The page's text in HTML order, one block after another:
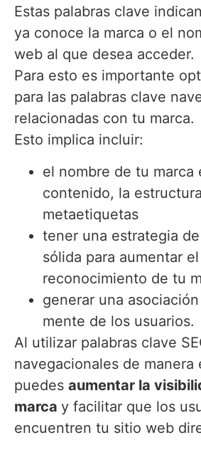
Estas palabras clave
ya conoce la marca o el
web al que desea acceder.
Para esto es importante
para las palabras clave
relacionadas con tu marca.
Esto implica incluir:
el nombre de tu marca
contenido, la
metaetiquetas
tener una estrategia
sólida para aumentar el
reconocimiento de tu
generar una
mente de los usuarios.
Al utilizar palabras clave
navegacionales de manera
puedes aumentar la
marca y facilitar que los
encuentren tu sitio web